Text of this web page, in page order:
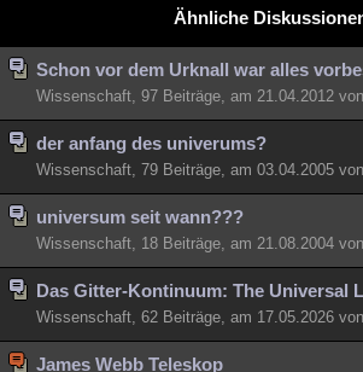
Ähnliche
Schon vor dem Urknall war alles
Wissenschaft, 97 Beiträge, am 21.04.2012
der anfang des univerums?
Wissenschaft, 79 Beiträge, am 03.04.2005
universum seit wann???
Wissenschaft, 18 Beiträge, am 21.08.2004
​Das Gitter-Kontinuum: The Universal
Wissenschaft, 62 Beiträge, am 17.05.2026
James Webb Teleskop